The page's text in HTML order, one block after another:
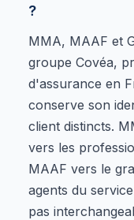
?
MMA, MAAF et
groupe Covéa,
d'assurance en
conserve son
client distincts.
vers les
MAAF vers le
agents du
pas